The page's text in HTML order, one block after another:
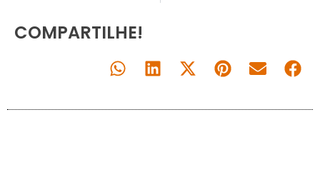
COMPARTILHE!